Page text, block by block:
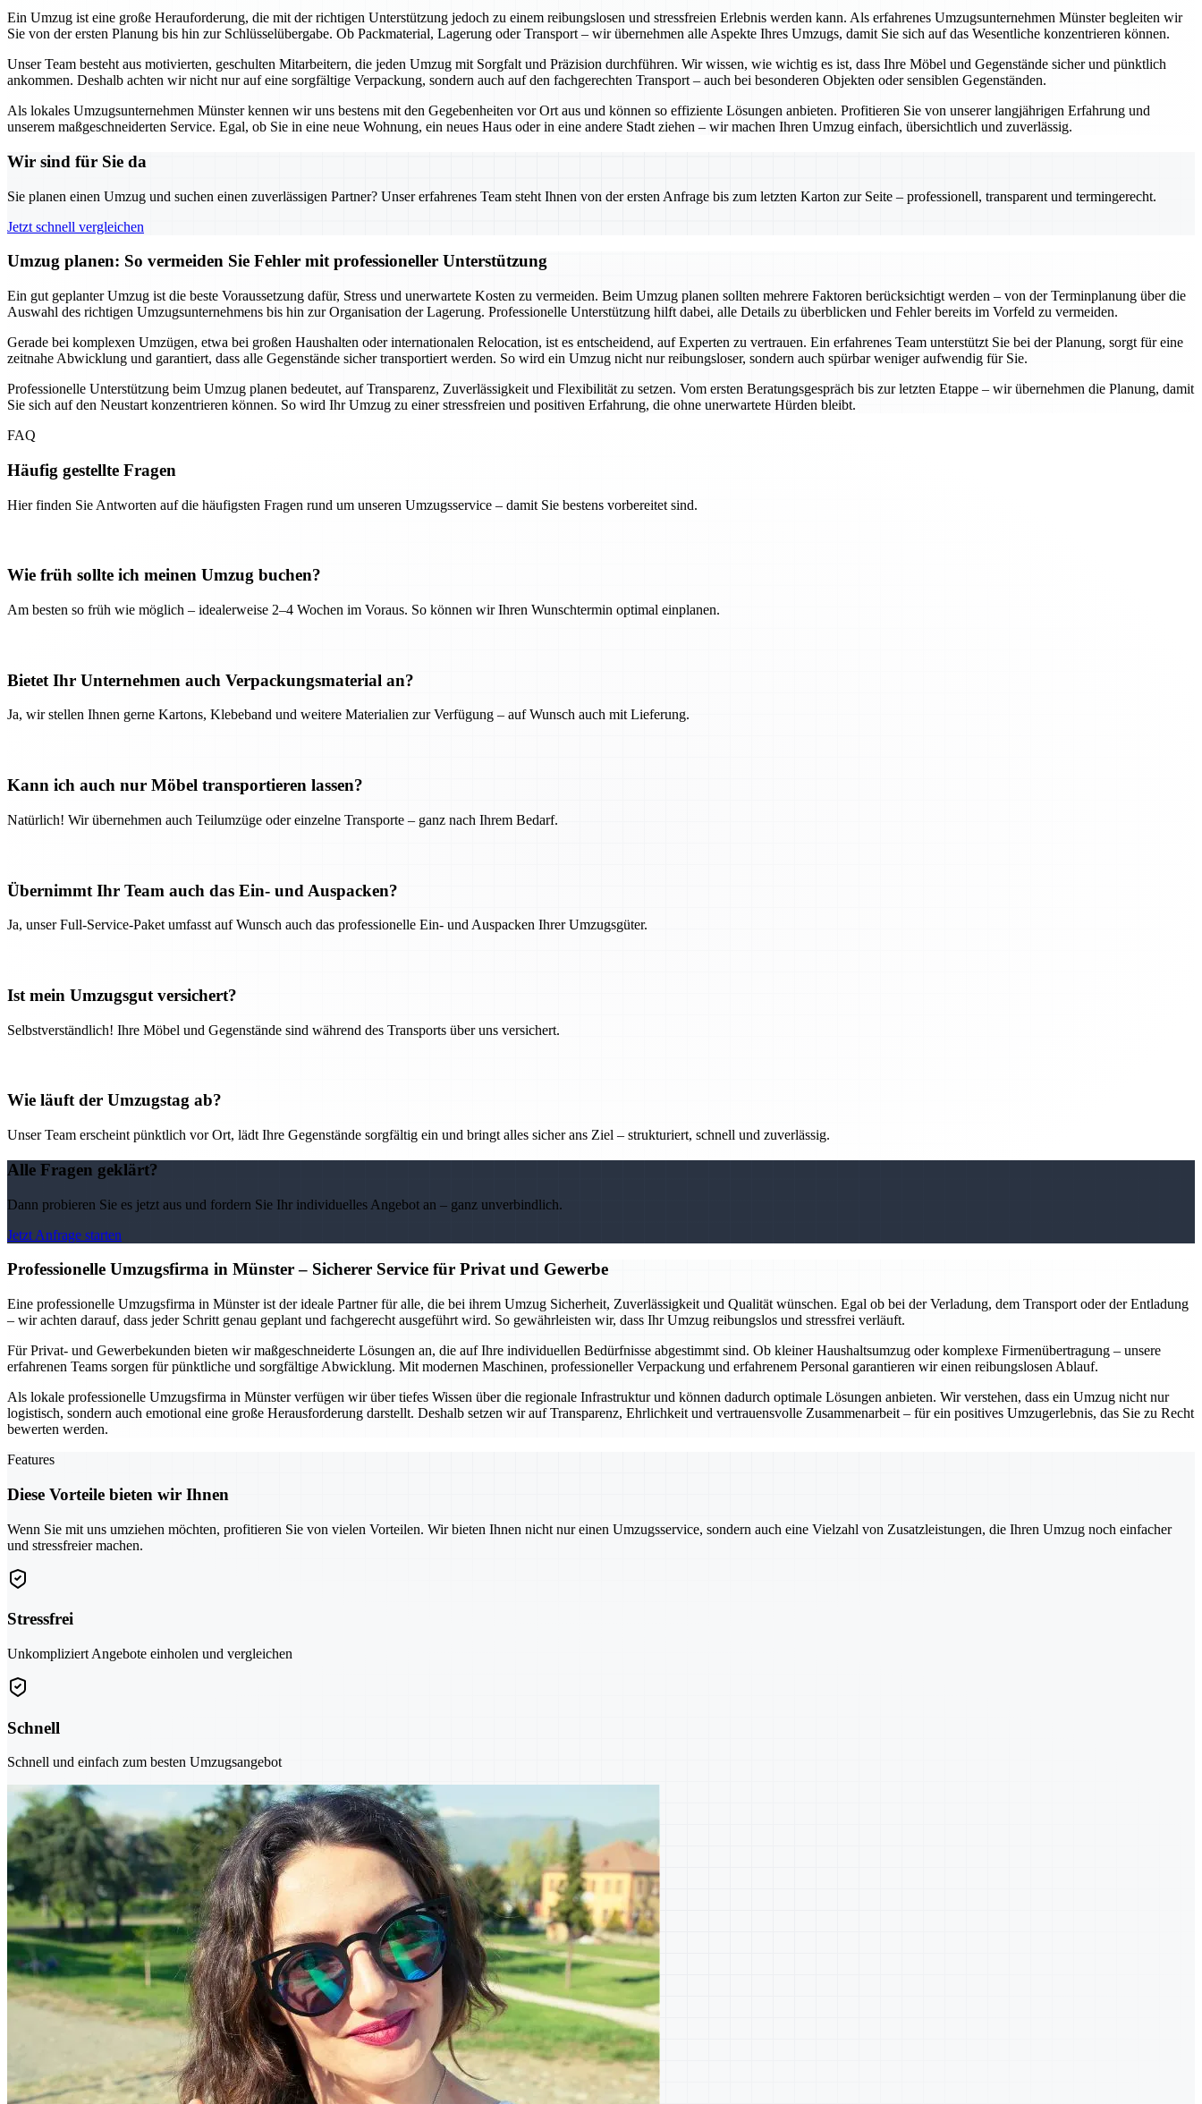
Ein Umzug ist eine große Herauforderung, die mit der richtigen Unterstützung jedoch zu einem reibungslosen und stressfreien Erlebnis werden kann. Als erfahrenes Umzugsunternehmen Münster begleiten wir
Sie von der ersten Planung bis hin zur Schlüsselübergabe. Ob Packmaterial, Lagerung oder Transport – wir übernehmen alle Aspekte Ihres Umzugs, damit Sie sich auf das Wesentliche konzentrieren können.
Unser Team besteht aus motivierten, geschulten Mitarbeitern, die jeden Umzug mit Sorgfalt und Präzision durchführen. Wir wissen, wie wichtig es ist, dass Ihre Möbel und Gegenstände sicher und pünktlich
ankommen. Deshalb achten wir nicht nur auf eine sorgfältige Verpackung, sondern auch auf den fachgerechten Transport – auch bei besonderen Objekten oder sensiblen Gegenständen.
Als lokales Umzugsunternehmen Münster kennen wir uns bestens mit den Gegebenheiten vor Ort aus und können so effiziente Lösungen anbieten. Profitieren Sie von unserer langjährigen Erfahrung und
unserem maßgeschneiderten Service. Egal, ob Sie in eine neue Wohnung, ein neues Haus oder in eine andere Stadt ziehen – wir machen Ihren Umzug einfach, übersichtlich und zuverlässig.
Wir sind für Sie da
Sie planen einen Umzug und suchen einen zuverlässigen Partner? Unser erfahrenes Team steht Ihnen von der ersten Anfrage bis zum letzten Karton zur Seite – professionell, transparent und termingerecht.
Jetzt schnell vergleichen
Umzug planen: So vermeiden Sie Fehler mit professioneller Unterstützung
Ein gut geplanter Umzug ist die beste Voraussetzung dafür, Stress und unerwartete Kosten zu vermeiden. Beim Umzug planen sollten mehrere Faktoren berücksichtigt werden – von der Terminplanung über die
Auswahl des richtigen Umzugsunternehmens bis hin zur Organisation der Lagerung. Professionelle Unterstützung hilft dabei, alle Details zu überblicken und Fehler bereits im Vorfeld zu vermeiden.
Gerade bei komplexen Umzügen, etwa bei großen Haushalten oder internationalen Relocation, ist es entscheidend, auf Experten zu vertrauen. Ein erfahrenes Team unterstützt Sie bei der Planung, sorgt für eine
zeitnahe Abwicklung und garantiert, dass alle Gegenstände sicher transportiert werden. So wird ein Umzug nicht nur reibungsloser, sondern auch spürbar weniger aufwendig für Sie.
Professionelle Unterstützung beim Umzug planen bedeutet, auf Transparenz, Zuverlässigkeit und Flexibilität zu setzen. Vom ersten Beratungsgespräch bis zur letzten Etappe – wir übernehmen die Planung, damit
Sie sich auf den Neustart konzentrieren können. So wird Ihr Umzug zu einer stressfreien und positiven Erfahrung, die ohne unerwartete Hürden bleibt.
FAQ
Häufig gestellte Fragen
Hier finden Sie Antworten auf die häufigsten Fragen rund um unseren Umzugsservice – damit Sie bestens vorbereitet sind.
Wie früh sollte ich meinen Umzug buchen?
Am besten so früh wie möglich – idealerweise 2–4 Wochen im Voraus. So können wir Ihren Wunschtermin optimal einplanen.
Bietet Ihr Unternehmen auch Verpackungsmaterial an?
Ja, wir stellen Ihnen gerne Kartons, Klebeband und weitere Materialien zur Verfügung – auf Wunsch auch mit Lieferung.
Kann ich auch nur Möbel transportieren lassen?
Natürlich! Wir übernehmen auch Teilumzüge oder einzelne Transporte – ganz nach Ihrem Bedarf.
Übernimmt Ihr Team auch das Ein- und Auspacken?
Ja, unser Full-Service-Paket umfasst auf Wunsch auch das professionelle Ein- und Auspacken Ihrer Umzugsgüter.
Ist mein Umzugsgut versichert?
Selbstverständlich! Ihre Möbel und Gegenstände sind während des Transports über uns versichert.
Wie läuft der Umzugstag ab?
Unser Team erscheint pünktlich vor Ort, lädt Ihre Gegenstände sorgfältig ein und bringt alles sicher ans Ziel – strukturiert, schnell und zuverlässig.
Alle Fragen geklärt?
Dann probieren Sie es jetzt aus und fordern Sie Ihr individuelles Angebot an – ganz unverbindlich.
Jetzt Anfrage starten
Professionelle Umzugsfirma in Münster – Sicherer Service für Privat und Gewerbe
Eine professionelle Umzugsfirma in Münster ist der ideale Partner für alle, die bei ihrem Umzug Sicherheit, Zuverlässigkeit und Qualität wünschen. Egal ob bei der Verladung, dem Transport oder der Entladung
– wir achten darauf, dass jeder Schritt genau geplant und fachgerecht ausgeführt wird. So gewährleisten wir, dass Ihr Umzug reibungslos und stressfrei verläuft.
Für Privat- und Gewerbekunden bieten wir maßgeschneiderte Lösungen an, die auf Ihre individuellen Bedürfnisse abgestimmt sind. Ob kleiner Haushaltsumzug oder komplexe Firmenübertragung – unsere
erfahrenen Teams sorgen für pünktliche und sorgfältige Abwicklung. Mit modernen Maschinen, professioneller Verpackung und erfahrenem Personal garantieren wir einen reibungslosen Ablauf.
Als lokale professionelle Umzugsfirma in Münster verfügen wir über tiefes Wissen über die regionale Infrastruktur und können dadurch optimale Lösungen anbieten. Wir verstehen, dass ein Umzug nicht nur
logistisch, sondern auch emotional eine große Herausforderung darstellt. Deshalb setzen wir auf Transparenz, Ehrlichkeit und vertrauensvolle Zusammenarbeit – für ein positives Umzugerlebnis, das Sie zu Recht
bewerten werden.
Features
Diese Vorteile bieten wir Ihnen
Wenn Sie mit uns umziehen möchten, profitieren Sie von vielen Vorteilen. Wir bieten Ihnen nicht nur einen Umzugsservice, sondern auch eine Vielzahl von Zusatzleistungen, die Ihren Umzug noch einfacher
und stressfreier machen.
Stressfrei
Unkompliziert Angebote einholen und vergleichen
Schnell
Schnell und einfach zum besten Umzugsangebot